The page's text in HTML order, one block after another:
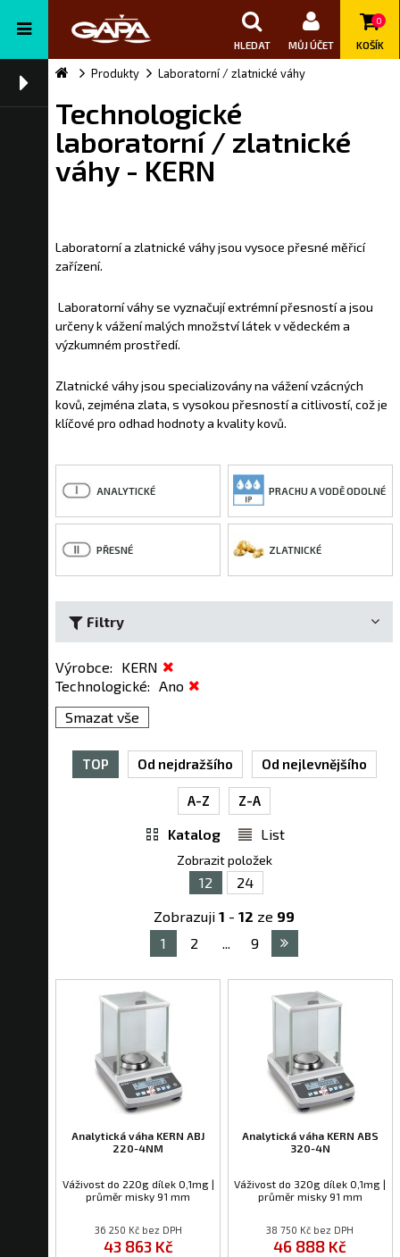
HLEDAT MŮJ ÚČET
0
KOŠÍK
Produkty Laboratorní / zlatnické váhy
Technologické
laboratorní / zlatnické
váhy - KERN
Laboratorní a zlatnické váhy jsou vysoce přesné měřicí
zařízení.
Laboratorní váhy se vyznačují extrémní přesností a jsou
určeny k vážení malých množství látek v vědeckém a
výzkumném prostředí.
Zlatnické váhy jsou specializovány na vážení vzácných
kovů, zejména zlata, s vysokou přesností a citlivostí, což je
klíčové pro odhad hodnoty a kvality kovů.
ANALYTICKÉ PRACHU A VODĚ ODOLNÉ
PŘESNÉ ZLATNICKÉ
Filtry
Výrobce:
KERN
Technologické: Ano
Smazat vše
TOP Od nejdražšího Od nejlevnějšího
A-Z Z-A
Katalog List
Zobrazit položek
12
24
Zobrazuji 1 - 12 ze 99
1
2 9
Analytická váha KERN ABJ
220-4NM
Váživost do 220g dílek 0,1mg |
průměr misky 91 mm
36 250 Kč bez DPH
43 863 Kč
Analytická váha KERN ABS
320-4N
Váživost do 320g dílek 0,1mg |
průměr misky 91 mm
38 750 Kč bez DPH
46 888 Kč